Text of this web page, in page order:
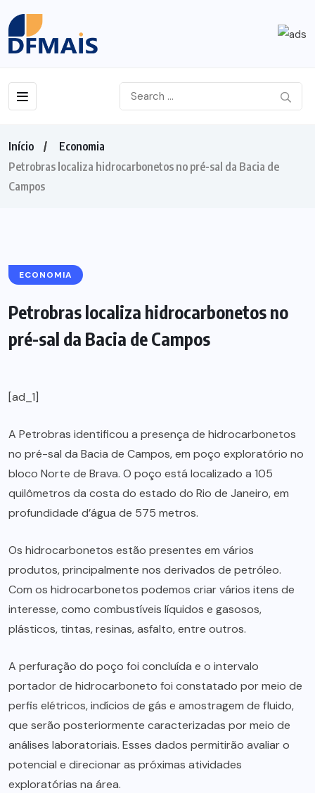
Início
Economia
Petrobras localiza hidrocarbonetos no pré-sal da Bacia de
Campos
ECONOMIA
Petrobras localiza hidrocarbonetos no
pré-sal da Bacia de Campos
[ad_1]
A Petrobras identificou a presença de hidrocarbonetos
no pré-sal da Bacia de Campos, em poço exploratório no
bloco Norte de Brava. O poço está localizado a 105
quilômetros da costa do estado do Rio de Janeiro, em
profundidade d’água de 575 metros.
Os hidrocarbonetos estão presentes em vários
produtos, principalmente nos derivados de petróleo.
Com os hidrocarbonetos podemos criar vários itens de
interesse, como combustíveis líquidos e gasosos,
plásticos, tintas, resinas, asfalto, entre outros.
A perfuração do poço foi concluída e o intervalo
portador de hidrocarboneto foi constatado por meio de
perfis elétricos, indícios de gás e amostragem de fluido,
que serão posteriormente caracterizadas por meio de
análises laboratoriais. Esses dados permitirão avaliar o
potencial e direcionar as próximas atividades
exploratórias na área.